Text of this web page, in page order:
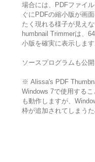
場合には、PDFファイ
ぐにPDFの縮小版が画
たく現れる様子が見え
humbnail Trimmerは、
小版を確実に表示します
ソースプログラムも公開
※ Alissa's PDF
Windows 7で使用する
も動作しますが、
枠が追加されてしまう